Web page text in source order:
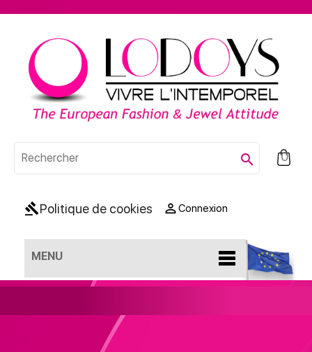

gavelPolitique de cookies Connexion
0
MENU